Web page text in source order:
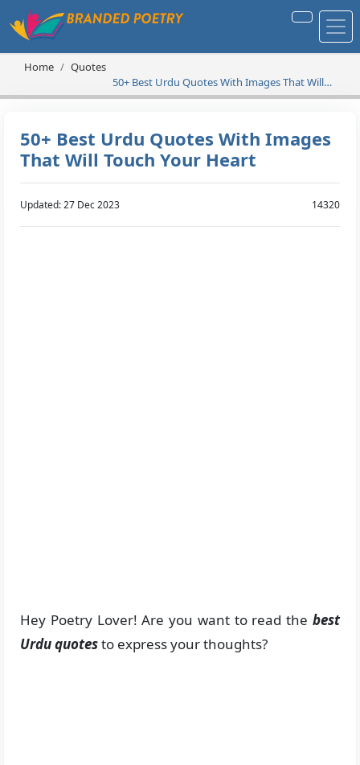
Home
Quotes
50+ Best Urdu Quotes With Images That Will
Touch Your Heart
50+ Best Urdu Quotes With Images
That Will Touch Your Heart
Updated: 27 Dec 2023 14320
Hey Poetry Lover! Are you want to read the best
Urdu quotesto express your thoughts?